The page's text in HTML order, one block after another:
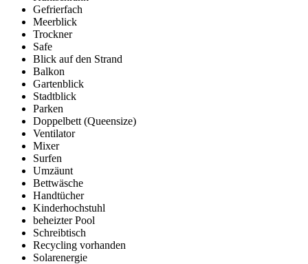
Gefrierfach
Meerblick
Trockner
Safe
Blick auf den Strand
Balkon
Gartenblick
Stadtblick
Parken
Doppelbett (Queensize)
Ventilator
Mixer
Surfen
Umzäunt
Bettwäsche
Handtücher
Kinderhochstuhl
beheizter Pool
Schreibtisch
Recycling vorhanden
Solarenergie